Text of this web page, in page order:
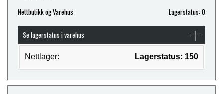
Nettbutikk og Varehus Lagerstatus: 0
Se lagerstatus i varehus
Nettlager: Lagerstatus: 150